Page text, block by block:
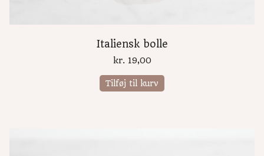
Italiensk bolle
kr. 19,00
Tilføj til kurv